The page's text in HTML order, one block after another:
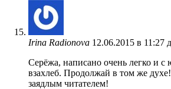
Irina Radionova 12.06.2015 в 11:27
Серёжа, написано очень легко и с
взахлеб. Продолжай в том же
заядлым читателем!